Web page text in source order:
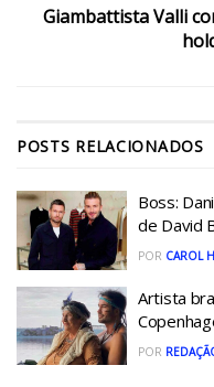
Giambattista Valli
POSTS RELACIONADOS
Boss:
de David
POR CAROL
Artista
POR